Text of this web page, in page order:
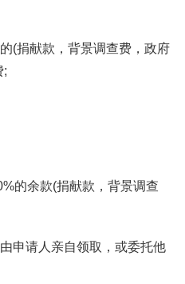
(捐献款，背景调查费，政府
;
的余款(捐献款，背景调查
申请人亲自领取，或委托他